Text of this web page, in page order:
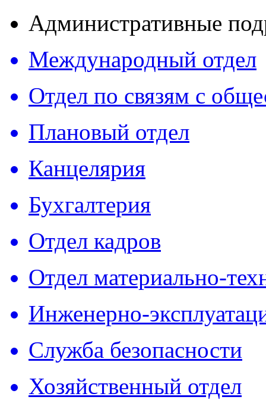
Административные
Международный отдел
Отдел по связям с
Плановый отдел
Канцелярия
Бухгалтерия
Отдел кадров
Отдел материально-
Инженерно-
Cлужба безопасности
Хозяйственный отдел